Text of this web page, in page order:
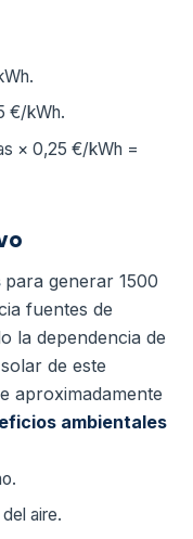
€/kWh.
× 0,25 €/kWh =
para generar 1500
fuentes de
la dependencia de
de este
aproximadamente
ambientales
aire.